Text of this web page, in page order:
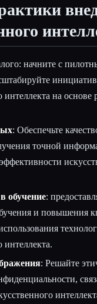
начните с
интеллекта на основе
: Обеспечьте
точной
обучение:
и повышения
интеллекта.
: Решайте